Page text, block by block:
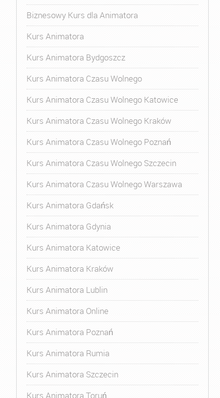
Biznesowy Kurs dla Animatora
Kurs Animatora
Kurs Animatora Bydgoszcz
Kurs Animatora Czasu Wolnego
Kurs Animatora Czasu Wolnego Katowice
Kurs Animatora Czasu Wolnego Kraków
Kurs Animatora Czasu Wolnego Poznań
Kurs Animatora Czasu Wolnego Szczecin
Kurs Animatora Czasu Wolnego Warszawa
Kurs Animatora Gdańsk
Kurs Animatora Gdynia
Kurs Animatora Katowice
Kurs Animatora Kraków
Kurs Animatora Lublin
Kurs Animatora Online
Kurs Animatora Poznań
Kurs Animatora Rumia
Kurs Animatora Szczecin
Kurs Animatora Toruń